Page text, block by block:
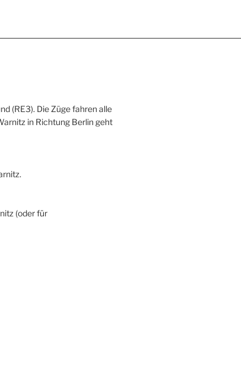
(RE3). Die Züge fahren alle
in Richtung Berlin geht
(oder für